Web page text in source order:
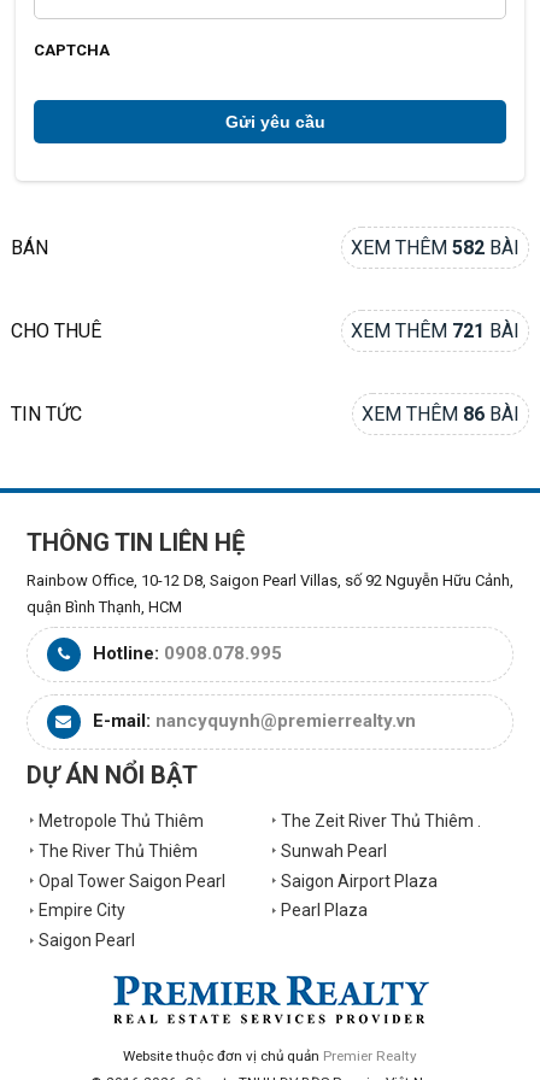
ih
CAPTCHA
BÁN XEM THÊM582 BÀI
CHO THUÊ XEM THÊM 721 BÀI
TIN TỨC XEM THÊM 86 BÀI
THÔNG TIN LIÊN HỆ
Rainbow Office, 10-12 D8, Saigon Pearl Villas, số 92 Nguyễn Hữu Cảnh,
quận Bình Thạnh, HCM
Hotline: 0908.078.995
E-mail: nancyquynh@premierrealty.vn
DỰ ÁN NỔI BẬT
Metropole Thủ Thiêm
The Zeit River Thủ Thiêm .
The River Thủ Thiêm
Sunwah Pearl
Opal Tower Saigon Pearl
Saigon Airport Plaza
Empire City
Pearl Plaza
Saigon Pearl
Website thuộc đơn vị chủ quản Premier Realty